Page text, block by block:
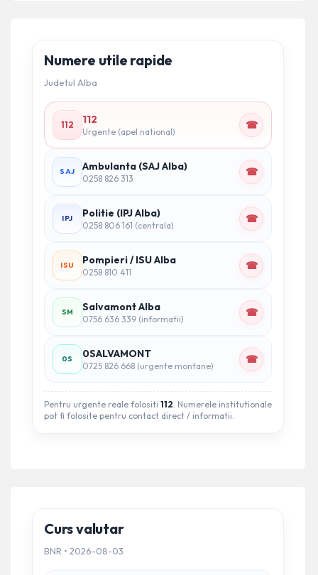
Numere utile rapide
Judetul Alba
112 112
Urgente (apel national) ☎
SAJ Ambulanta (SAJ Alba)
0258 826 313 ☎
IPJ Politie (IPJ Alba)
0258 806 161 (centrala) ☎
ISU Pompieri / ISU Alba
0258 810 411 ☎
SM Salvamont Alba
0756 636 339 (informatii) ☎
0S 0SALVAMONT
0725 826 668 (urgente montane) ☎
Pentru urgente reale folositi 112. Numerele institutionale
pot fi folosite pentru contact direct / informatii.
Curs valutar
BNR • 2026-08-03